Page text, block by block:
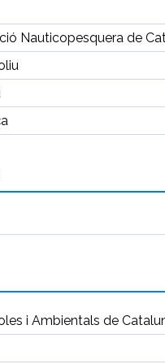
Nauticopesquera de
i Ambientals de